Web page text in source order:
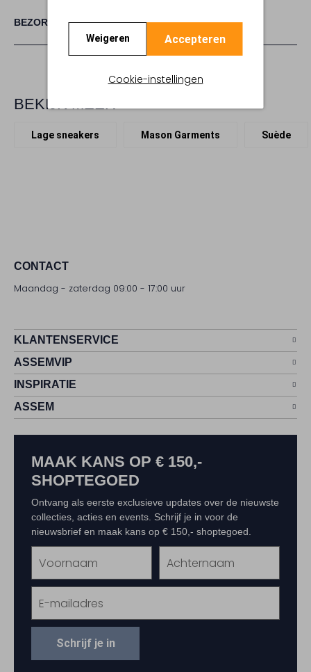
Weigeren Accepteren
Cookie-instellingen
BEZORGEN & RETOURNEREN
BEKIJK MEER
Lage sneakers Mason Garments Suède
CONTACT
Maandag - zaterdag 09:00 - 17:00 uur
KLANTENSERVICE
ASSEMVIP
INSPIRATIE
ASSEM
MAAK KANS OP € 150,-
SHOPTEGOED
Ontvang als eerste exclusieve updates over de nieuwste
collecties, acties en events. Schrijf je in voor de
nieuwsbrief en maak kans op € 150,- shoptegoed.
Schrijf je in